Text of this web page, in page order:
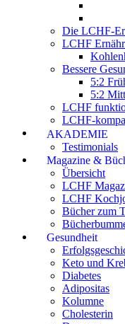
Die LCHF-
LCHF
Bessere
5:2
5:2
LCHF
LCHF-
AKADEMIE
Testimonials
Magazine &
Übersicht
LCHF
LCHF
Bücher zum
Gesundheit
Keto und
Diabetes
Adipositas
Kolumne
Cholesterin